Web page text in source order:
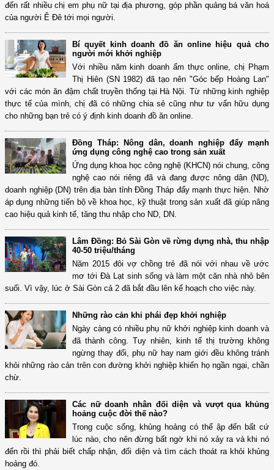
đến rất nhiều chị em phụ nữ tại địa phương, góp phần quảng bá văn hoá
của người Ê Đê tới mọi người.
Bí quyết kinh doanh đồ ăn online hiệu quả cho
người mới khởi nghiệp
Với nhiều năm kinh doanh ẩm thực online, chị Phạm
Thị Hiên (SN 1982) đã tạo nên "Góc bếp Hoàng Lan"
với các món ăn đậm chất truyền thống tại Hà Nội. Từ những kinh nghiệp
thực tế của mình, chị đã có những chia sẻ cũng như tư vấn hữu dụng
cho những bạn trẻ có ý định kinh doanh đồ ăn online.
Đồng Tháp: Nông dân, doanh nghiệp đẩy mạnh
ứng dụng công nghệ cao trong sản xuất
Ứng dụng khoa học công nghệ (KHCN) nói chung, công
nghệ cao nói riêng đã và đang được nông dân (ND),
doanh nghiệp (DN) trên địa bàn tỉnh Đồng Tháp đẩy mạnh thực hiện. Nhờ
áp dụng những tiến bộ về khoa học, kỹ thuật trong sản xuất đã giúp nâng
cao hiệu quả kinh tế, tăng thu nhập cho ND, DN.
Lâm Đồng: Bỏ Sài Gòn về rừng dựng nhà, thu nhập
40-50 triệu/tháng
Năm 2015 đôi vợ chồng trẻ đã nói với nhau về ước
mơ tới Đà Lạt sinh sống và làm một căn nhà nhỏ bên
suối. Vì vậy, lúc ở Sài Gòn cả 2 đã bắt đầu lên kế hoạch cho việc này.
Những rào cản khi phái đẹp khởi nghiệp
Ngày càng có nhiều phụ nữ khởi nghiệp kinh doanh và
đã thành công. Tuy nhiên, kinh tế thị trường không
ngừng thay đổi, phụ nữ hay nam giới đều không tránh
khỏi những rào cản trên con đường khởi nghiệp khiến họ ngần ngại, chần
chừ.
Các nữ doanh nhân đối diện và vượt qua khủng
hoảng cuộc đời thế nào?
Trong cuộc sống, khủng hoảng có thể ập đến bất cứ
lúc nào, cho nên đừng bất ngờ khi nó xảy ra và khi nó
đến rồi thì phải biết chấp nhận, đối diện và tìm cách thoát ra khỏi khủng
hoảng đó.